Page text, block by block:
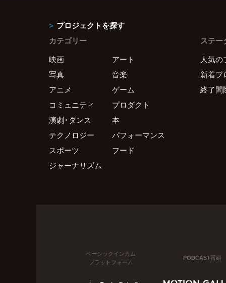
プロジェクトを探す
カテゴリー
映画
アート
写真
音楽
アニメ
ゲーム
コミュニティ
プロダクト
演劇・ダンス
本
テクノロジー
パフォーマンス
スポーツ
フード
ジャーナリズム
ステー
人気の
新着プ
終了間
ベーシックインカム
プラットフォーム
PODCAST番組